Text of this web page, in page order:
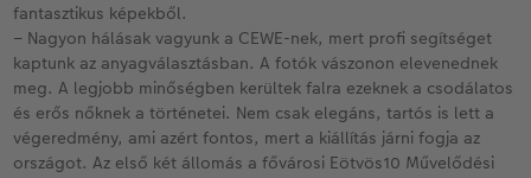
fantasztikus képekből.
– Nagyon hálásak vagyunk a CEWE-nek, mert profi segítséget
kaptunk az anyagválasztásban. A fotók vászonon elevenednek
meg. A legjobb minőségben kerültek falra ezeknek a csodálatos
és erős nőknek a történetei. Nem csak elegáns, tartós is lett a
végeredmény, ami azért fontos, mert a kiállítás járni fogja az
országot. Az első két állomás a fővárosi Eötvös10 Művelődési